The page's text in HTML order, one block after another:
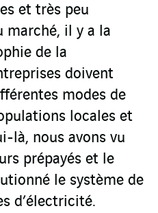
et très peu
marché, il y a la
de la
doivent
modes de
locales et
là, nous avons vu
prépayés et le
le système de
d’électricité.